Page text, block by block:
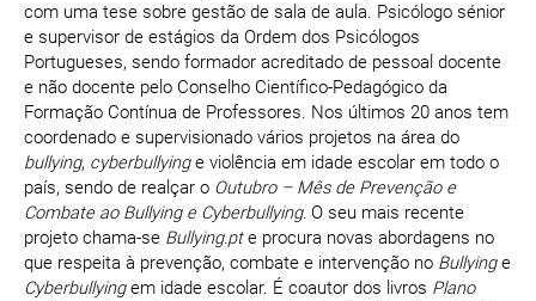
com uma tese sobre gestão de sala de aula. Psicólogo sénior
e supervisor de estágios da Ordem dos Psicólogos
Portugueses, sendo formador acreditado de pessoal docente
e não docente pelo Conselho Científico-Pedagógico da
Formação Contínua de Professores. Nos últimos 20 anos tem
coordenado e supervisionado vários projetos na área do
bullying, cyberbullyinge violência em idade escolar em todo o
país, sendo de realçar o Outubro – Mês de Prevenção e
Combate ao Bullying e Cyberbullying. O seu mais recente
projeto chama-se Bullying.pte procura novas abordagens no
que respeita à prevenção, combate e intervenção no Bullyinge
Cyberbullyingem idade escolar. É coautor dos livros Plano